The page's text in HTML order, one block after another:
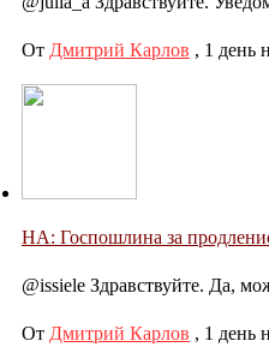
От Дмитрий Карлов , 1 день
НА: Госпошлина за
@issiele Здравствуйте. Да,
От Дмитрий Карлов , 1 день